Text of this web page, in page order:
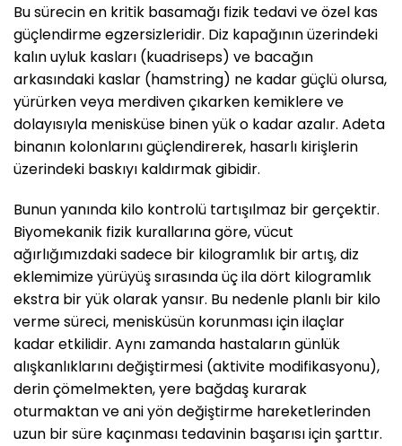
Bu sürecin en kritik basamağı fizik tedavi ve özel kas
güçlendirme egzersizleridir. Diz kapağının üzerindeki
kalın uyluk kasları (kuadriseps) ve bacağın
arkasındaki kaslar (hamstring) ne kadar güçlü olursa,
yürürken veya merdiven çıkarken kemiklere ve
dolayısıyla menisküse binen yük o kadar azalır. Adeta
binanın kolonlarını güçlendirerek, hasarlı kirişlerin
üzerindeki baskıyı kaldırmak gibidir.
Bunun yanında kilo kontrolü tartışılmaz bir gerçektir.
Biyomekanik fizik kurallarına göre, vücut
ağırlığımızdaki sadece bir kilogramlık bir artış, diz
eklemimize yürüyüş sırasında üç ila dört kilogramlık
ekstra bir yük olarak yansır. Bu nedenle planlı bir kilo
verme süreci, menisküsün korunması için ilaçlar
kadar etkilidir. Aynı zamanda hastaların günlük
alışkanlıklarını değiştirmesi (aktivite modifikasyonu),
derin çömelmekten, yere bağdaş kurarak
oturmaktan ve ani yön değiştirme hareketlerinden
uzun bir süre kaçınması tedavinin başarısı için şarttır.